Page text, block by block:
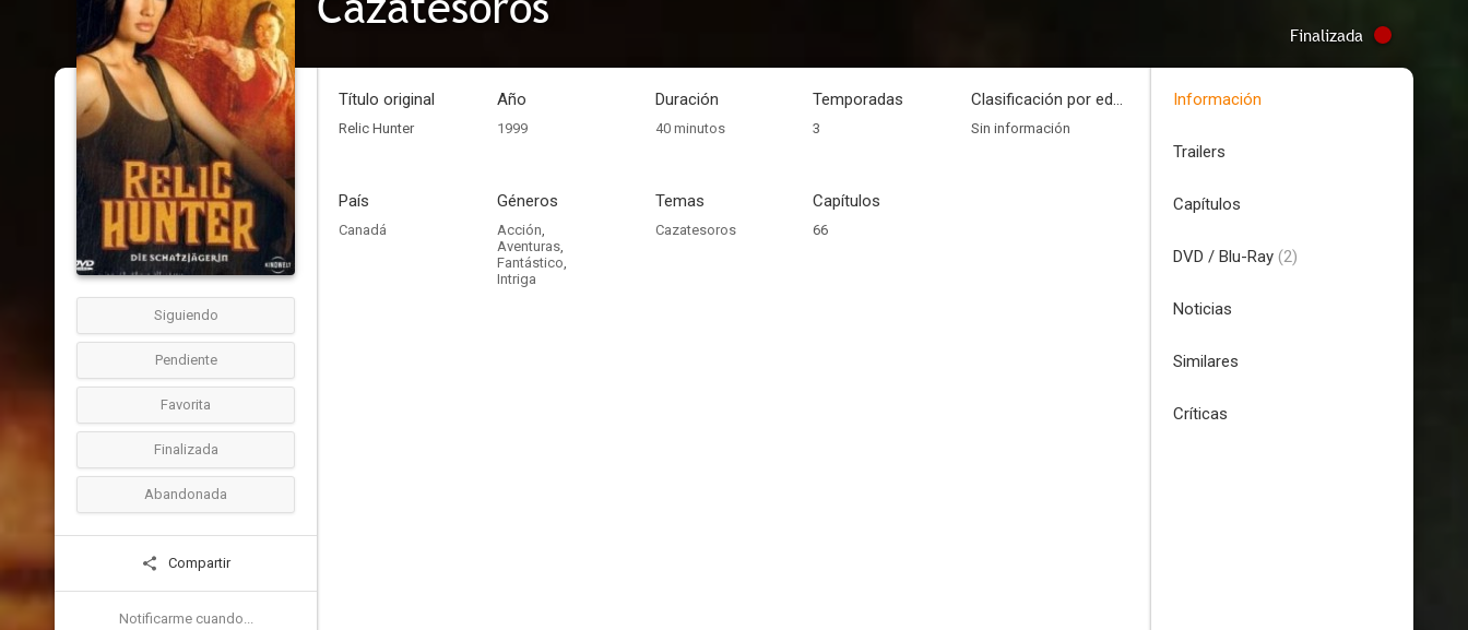
Finalizada
Siguiendo
Pendiente
Favorita
Finalizada
Abandonada
Compartir
Notificarme cuando...
Título original
Relic Hunter
Año
1999
Duración
40 minutos
Temporadas
3
Clasificación por edades
Sin información
País
Canadá
Géneros
Acción,
Aventuras,
Fantástico,
Intriga
Temas
Cazatesoros
Capítulos
66
Información
Trailers
Capítulos
DVD / Blu-Ray (2)
Noticias
Similares
Críticas